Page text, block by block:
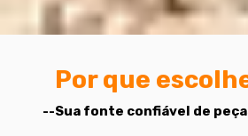
Por que
--Sua fonte confiável de